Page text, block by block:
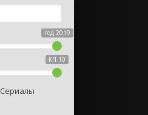
год 2019
КП 10
Сериалы